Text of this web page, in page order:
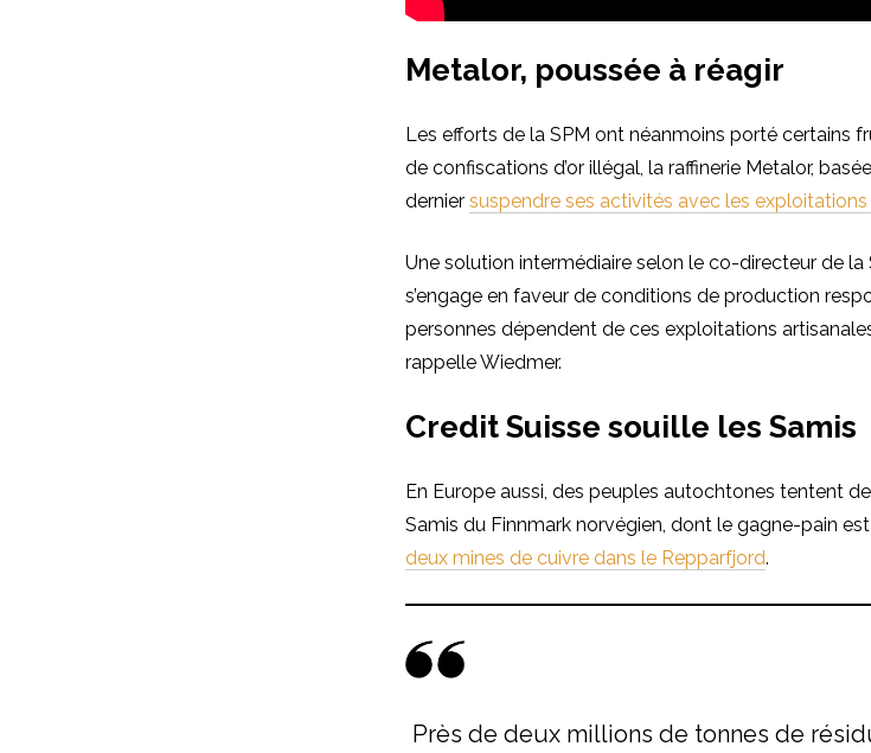
Metalor, poussée à réagir
Les efforts de la SPM ont néanmoins porté certains
de confiscations d’or illégal, la raffinerie Metalor,
dernier suspendre ses activités avec les exploitations
Une solution intermédiaire selon le co-directeur de la
s’engage en faveur de conditions de production
personnes dépendent de ces exploitations
rappelle Wiedmer.
Credit Suisse souille les Samis
En Europe aussi, des peuples autochtones tentent
Samis du Finnmark norvégien, dont le gagne-pain
deux mines de cuivre dans le Repparfjord.
Près de deux millions de tonnes de